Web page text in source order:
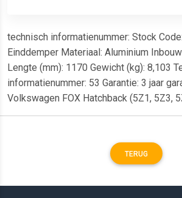
technisch informatienummer: Stock
Einddemper Materiaal: Aluminium
Lengte (mm): 1170 Gewicht (kg): 8,103
informatienummer: 53 Garantie: 3 jaar
Volkswagen FOX Hatchback (5Z1, 5Z3,
TERUG